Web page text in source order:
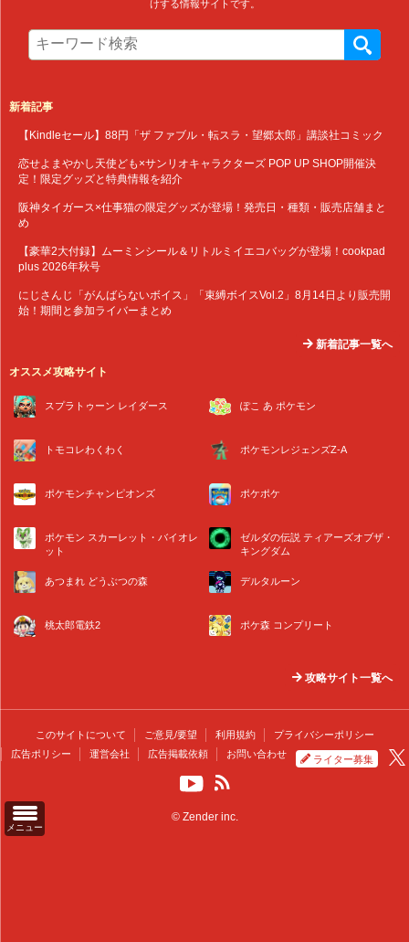
メニュー
けする情報サイトです。
新着記事
【Kindleセール】88円「ザ ファブル・転スラ・望郷太郎」講談社コミック
恋せよまやかし天使ども×サンリオキャラクターズ POP UP SHOP開催決
定！限定グッズと特典情報を紹介
阪神タイガース×仕事猫の限定グッズが登場！発売日・種類・販売店舗まと
め
【豪華2大付録】ムーミンシール＆リトルミイエコバッグが登場！cookpad
plus 2026年秋号
にじさんじ「がんばらないボイス」「束縛ボイスVol.2」8月14日より販売開
始！期間と参加ライバーまとめ
新着記事一覧へ
オススメ攻略サイト
スプラトゥーン レイダース ぽこ あ ポケモン
トモコレわくわく ポケモンレジェンズZ-A
ポケモンチャンピオンズ ポケポケ
ポケモン スカーレット・バイオレ
ット
ゼルダの伝説 ティアーズオブザ・
キングダム
あつまれ どうぶつの森 デルタルーン
桃太郎電鉄2 ポケ森 コンプリート
攻略サイト一覧へ
このサイトについて ご意見/要望 利用規約
プライバシーポリシー
広告ポリシー
運営会社 広告掲載依頼 お問い合わせ ライター募集
© Zender inc.